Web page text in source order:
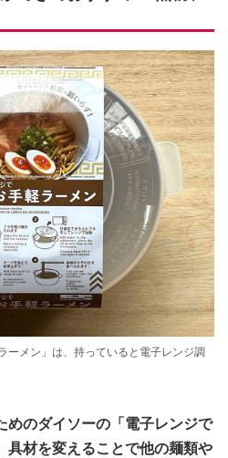
ーメン」は、持っていると電子レンジ調
めのダイソーの「電子レンジで
具材を変えることで他の麺類や